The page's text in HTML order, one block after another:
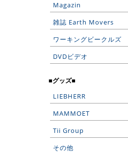
Magazin
雑誌 Earth Movers
ワーキングビークルズ
DVDビデオ
■グッズ■
LIEBHERR
MAMMOET
Tii Group
その他